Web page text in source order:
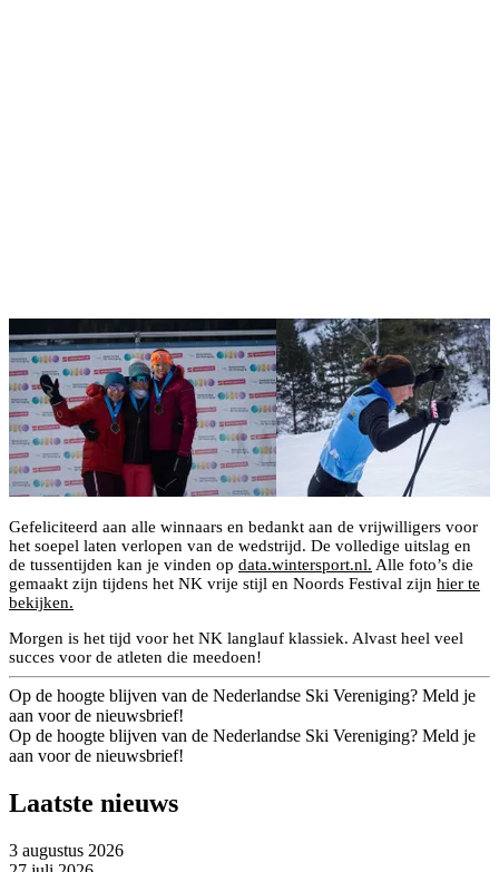
Gefeliciteerd aan alle winnaars en bedankt aan de vrijwilligers voor
het soepel laten verlopen van de wedstrijd. De volledige uitslag en
de tussentijden kan je vinden op data.wintersport.nl. Alle foto’s die
gemaakt zijn tijdens het NK vrije stijl en Noords Festival zijn hier te
bekijken.
Morgen is het tijd voor het NK langlauf klassiek. Alvast heel veel
succes voor de atleten die meedoen!
Op de hoogte blijven van de Nederlandse Ski Vereniging? Meld je
aan voor de nieuwsbrief!
Op de hoogte blijven van de Nederlandse Ski Vereniging? Meld je
aan voor de nieuwsbrief!
Laatste nieuws
3 augustus 2026